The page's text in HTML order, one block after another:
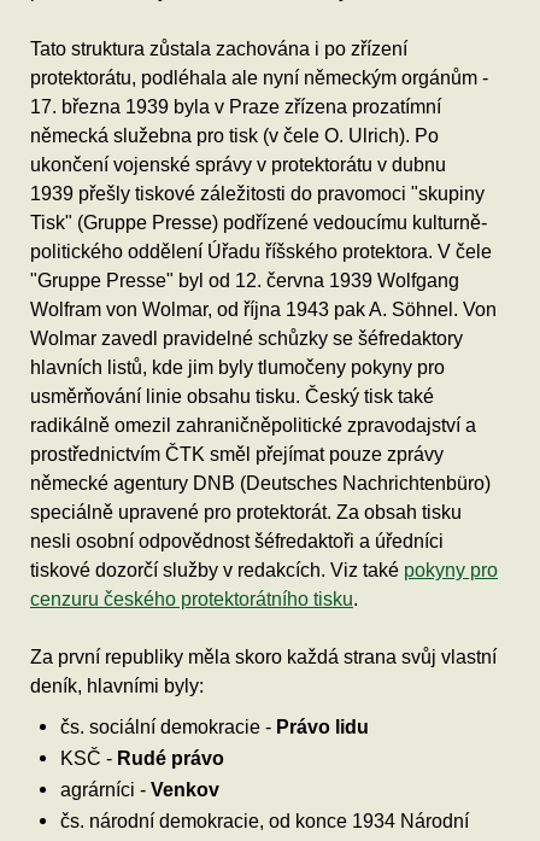
Tato struktura zůstala zachována i po zřízení
protektorátu, podléhala ale nyní německým orgánům -
17. března 1939 byla v Praze zřízena prozatímní
německá služebna pro tisk (v čele O. Ulrich). Po
ukončení vojenské správy v protektorátu v dubnu
1939 přešly tiskové záležitosti do pravomoci "skupiny
Tisk" (Gruppe Presse) podřízené vedoucímu kulturně-
politického oddělení Úřadu říšského protektora. V čele
"Gruppe Presse" byl od 12. června 1939 Wolfgang
Wolfram von Wolmar, od října 1943 pak A. Söhnel. Von
Wolmar zavedl pravidelné schůzky se šéfredaktory
hlavních listů, kde jim byly tlumočeny pokyny pro
usměrňování linie obsahu tisku. Český tisk také
radikálně omezil zahraničněpolitické zpravodajství a
prostřednictvím ČTK směl přejímat pouze zprávy
německé agentury DNB (Deutsches Nachrichtenbüro)
speciálně upravené pro protektorát. Za obsah tisku
nesli osobní odpovědnost šéfredaktoři a úředníci
tiskové dozorčí služby v redakcích. Viz také pokyny pro
cenzuru českého protektorátního tisku.
Za první republiky měla skoro každá strana svůj vlastní
deník, hlavními byly:
čs. sociální demokracie - Právo lidu
KSČ - Rudé právo
agrárníci - Venkov
čs. národní demokracie, od konce 1934 Národní